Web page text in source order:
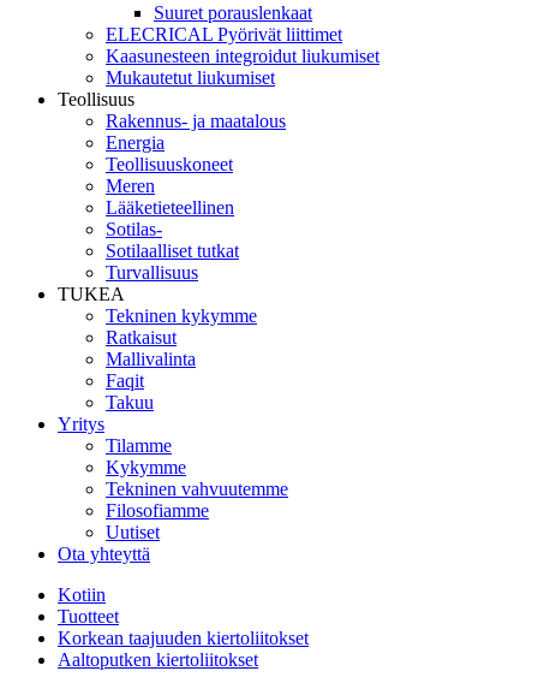
Suuret porauslenkaat
ELECRICAL Pyörivät liittimet
Kaasunesteen integroidut liukumiset
Mukautetut liukumiset
Teollisuus
Rakennus- ja maatalous
Energia
Teollisuuskoneet
Meren
Lääketieteellinen
Sotilas-
Sotilaalliset tutkat
Turvallisuus
TUKEA
Tekninen kykymme
Ratkaisut
Mallivalinta
Faqit
Takuu
Yritys
Tilamme
Kykymme
Tekninen vahvuutemme
Filosofiamme
Uutiset
Ota yhteyttä
Kotiin
Tuotteet
Korkean taajuuden kiertoliitokset
Aaltoputken kiertoliitokset